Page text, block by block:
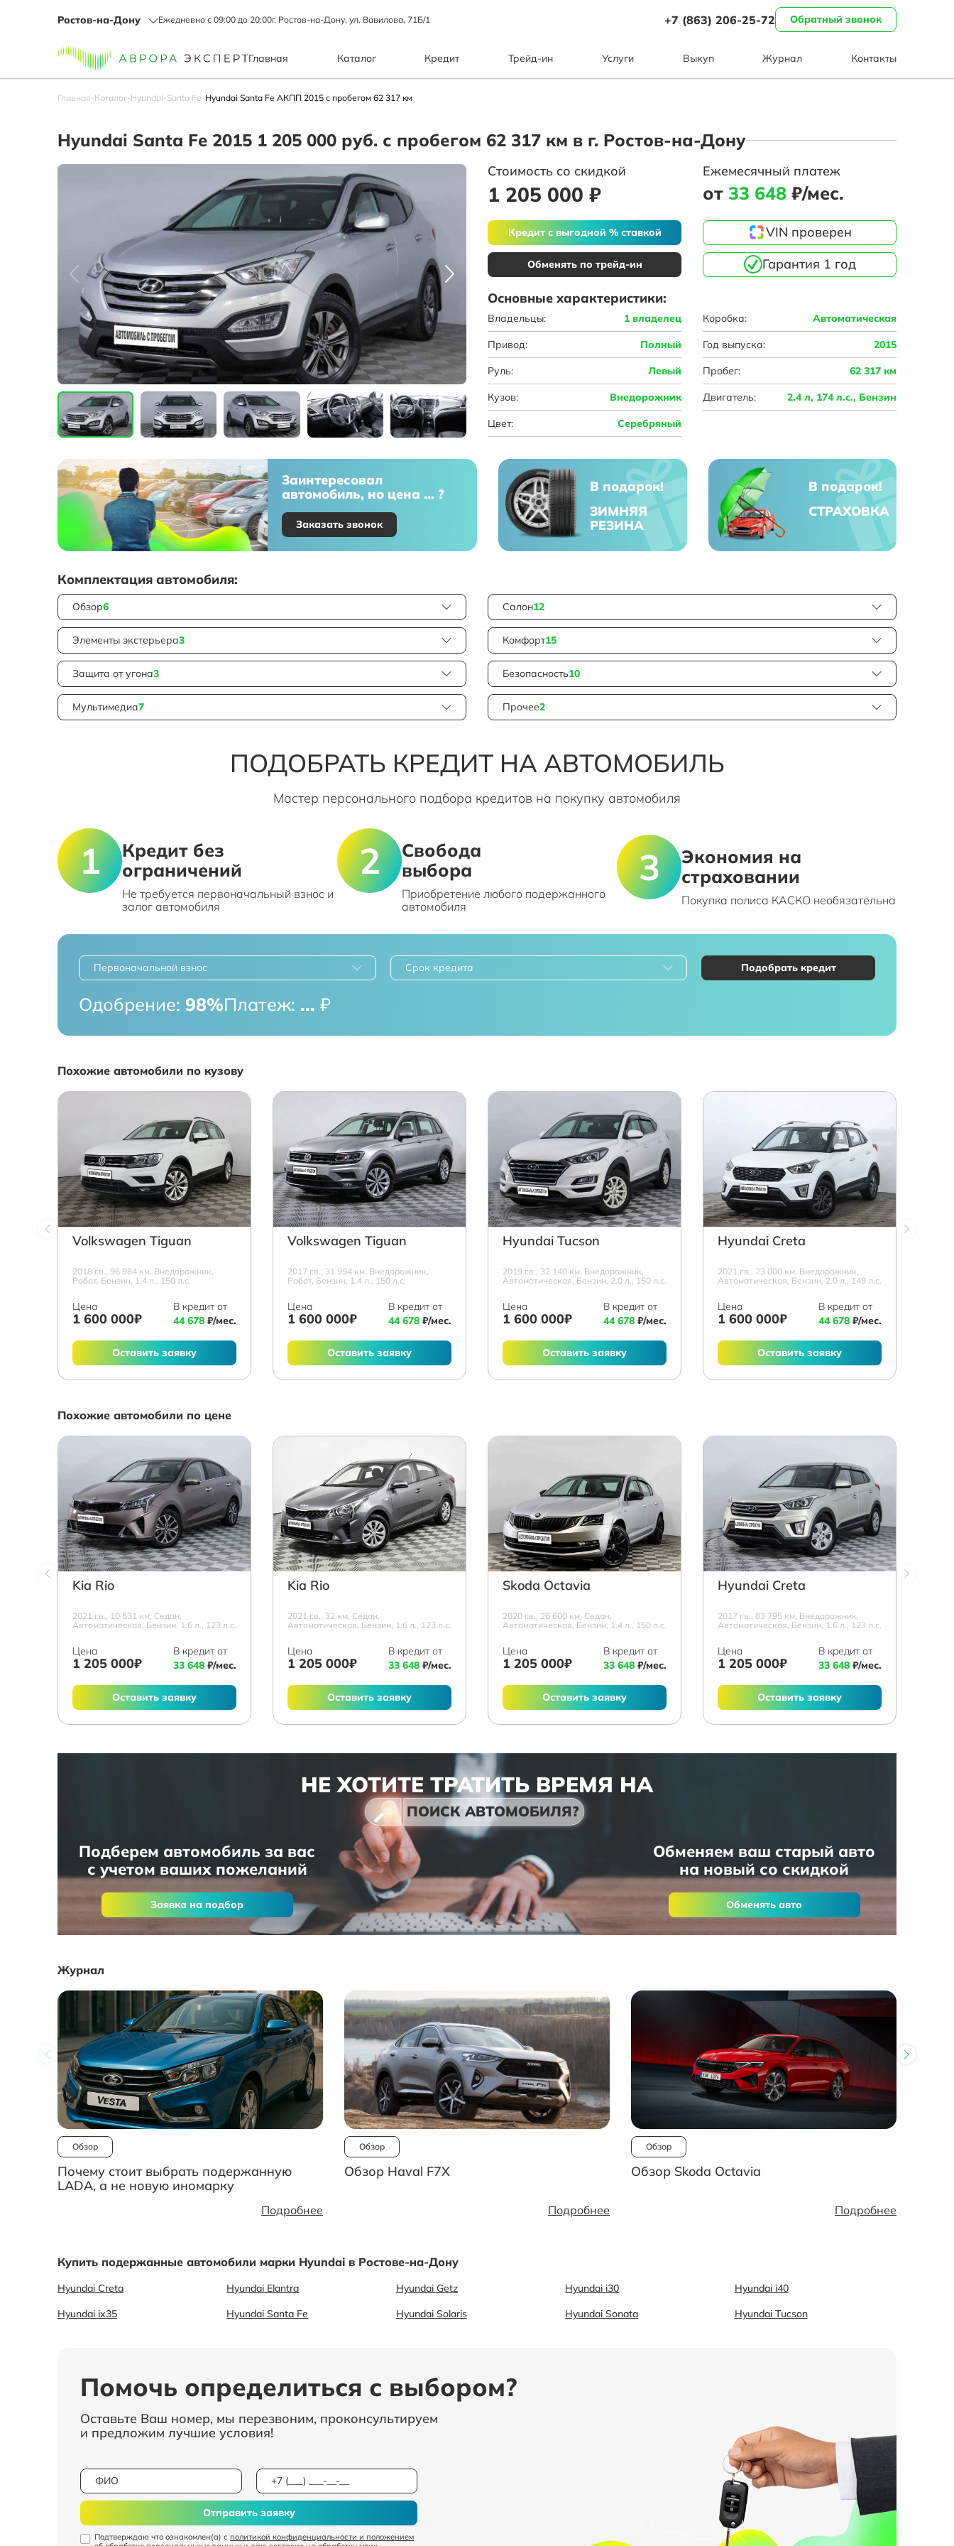
Ростов-на-Дону Ежедневно с 09:00 до 20:00г. Ростов-на-Дону, ул. Вавилова, 71Б/1 +7 (863) 206-25-72 Обратный звонок
Главная Каталог Кредит Трейд-ин Услуги Выкуп Журнал Контакты
Главная-Каталог-Hyundai-Santa Fe-Hyundai Santa Fe АКПП 2015 с пробегом 62 317 км
Hyundai Santa Fe 2015 1 205 000 руб. с пробегом 62 317 км в г. Ростов-на-Дону
Стоимость со скидкой
1 205 000 ₽
Ежемесячный платеж
от 33 648 ₽/мес.
Кредит с выгодной % ставкой
Обменять по трейд-ин
VIN проверен
Гарантия 1 год
Основные характеристики:
Владельцы: 1 владелец Коробка: Автоматическая
Привод: Полный Год выпуска: 2015
Руль: Левый Пробег: 62 317 км
Кузов: Внедорожник Двигатель: 2.4 л, 174 л.с., Бензин
Цвет: Серебряный
Заинтересовал
автомобиль, но цена ... ?
Заказать звонок
В подарок!
ЗИМНЯЯ
РЕЗИНА
В подарок!
СТРАХОВКА
Комплектация автомобиля:
Обзор6
Элементы экстерьера3
Защита от угона3
Мультимедиа7
Салон12
Комфорт15
Безопасность10
Прочее2
ПОДОБРАТЬ КРЕДИТ НА АВТОМОБИЛЬ
Мастер персонального подбора кредитов на покупку автомобиля
Кредит без
ограничений
Не требуется первоначальный взнос и
залог автомобиля
Свобода
выбора
Приобретение любого подержанного
автомобиля
Экономия на
страховании
Покупка полиса КАСКО необязательна
Первоначальной взнос Срок кредита Подобрать кредит
Одобрение: 98%Платеж: ... ₽
Похожие автомобили по кузову
Volkswagen Tiguan
2018 г.в., 96 984 км, Внедорожник,
Робот, Бензин, 1.4 л., 150 л.с.
Цена
1 600 000₽
В кредит от
44 678 ₽/мес.
Оставить заявку
Volkswagen Tiguan
2017 г.в., 31 994 км, Внедорожник,
Робот, Бензин, 1.4 л., 150 л.с.
Цена
1 600 000₽
В кредит от
44 678 ₽/мес.
Оставить заявку
Hyundai Tucson
2019 г.в., 32 140 км, Внедорожник,
Автоматическая, Бензин, 2.0 л., 150 л.с.
Цена
1 600 000₽
В кредит от
44 678 ₽/мес.
Оставить заявку
Hyundai Creta
2021 г.в., 23 000 км, Внедорожник,
Автоматическая, Бензин, 2.0 л., 149 л.с.
Цена
1 600 000₽
В кредит от
44 678 ₽/мес.
Оставить заявку
Похожие автомобили по цене
Kia Rio
2021 г.в., 10 531 км, Седан,
Автоматическая, Бензин, 1.6 л., 123 л.с.
Цена
1 205 000₽
В кредит от
33 648 ₽/мес.
Оставить заявку
Kia Rio
2021 г.в., 32 км, Седан,
Автоматическая, Бензин, 1.6 л., 123 л.с.
Цена
1 205 000₽
В кредит от
33 648 ₽/мес.
Оставить заявку
Skoda Octavia
2020 г.в., 26 600 км, Седан,
Автоматическая, Бензин, 1.4 л., 150 л.с.
Цена
1 205 000₽
В кредит от
33 648 ₽/мес.
Оставить заявку
Hyundai Creta
2017 г.в., 83 795 км, Внедорожник,
Автоматическая, Бензин, 1.6 л., 123 л.с.
Цена
1 205 000₽
В кредит от
33 648 ₽/мес.
Оставить заявку
НЕ ХОТИТЕ ТРАТИТЬ ВРЕМЯ НА
ПОИСК АВТОМОБИЛЯ?
Подберем автомобиль за вас
с учетом ваших пожеланий
Заявка на подбор
Обменяем ваш старый авто
на новый со скидкой
Обменять авто
Журнал
Обзор
Почему стоит выбрать подержанную
LADA, а не новую иномарку
Подробнее
Обзор
Обзор Haval F7X
Подробнее
Обзор
Обзор Skoda Octavia
Подробнее
Купить подержанные автомобили марки Hyundai в Ростове-на-Дону
Hyundai Creta Hyundai Elantra Hyundai Getz Hyundai i30
Hyundai i40
Hyundai ix35
Hyundai Santa Fe Hyundai Solaris Hyundai Sonata Hyundai Tucson
Помочь определиться с выбором?
Оставьте Ваш номер, мы перезвоним, проконсультируем
и предложим лучшие условия!
Подтверждаю что ознакомлен(а) с политикой конфиденциальности и положением
Отправить заявку